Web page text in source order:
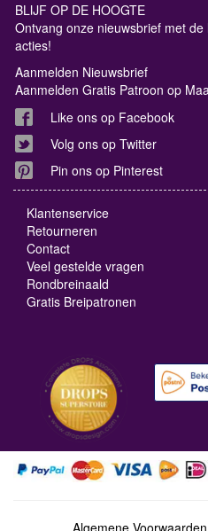
BLIJF OP DE HOOGTE
Ontvang onze nieuwsbrief met
acties!
Aanmelden Nieuwsbrief
Aanmelden Gratis Patroon op
Like ons op Facebook
Volg ons op Twitter
Pin ons op Pinterest
Klantenservice
Retourneren
Contact
Veel gestelde vragen
Rondbreinaald
Gratis Breipatronen